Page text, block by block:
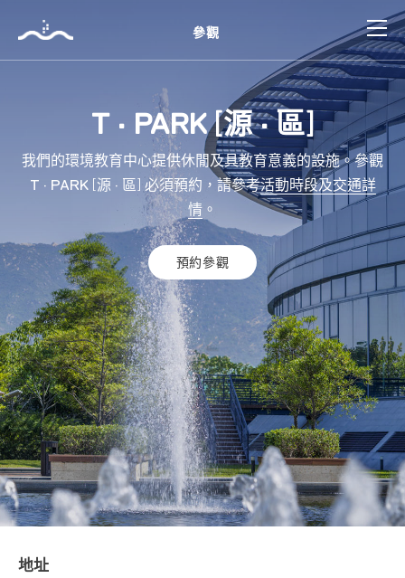
內
參觀
T · PARK[源 · 區]
我們的環境教育中心提供休閒及具教育意義的設施。參觀
T · PARK [源 · 區] 必須預約，請參考活動時段及交通詳
情 。
預約參觀
地址